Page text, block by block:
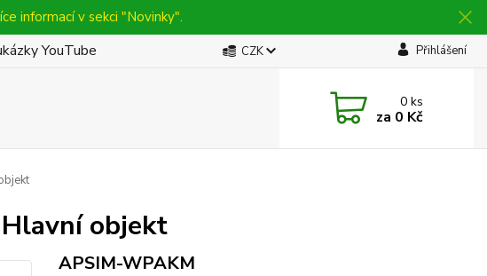
informací v sekci "Novinky".
YouTube CZK Přihlášení
0 ks
za 0 Kč
objekt
APSIM-WPAKM